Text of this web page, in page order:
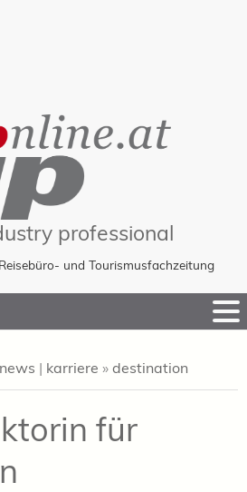
professional
und Tourismusfachzeitung
news | karriere » destination
für